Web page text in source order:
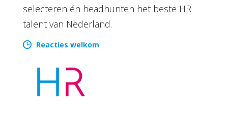
selecteren én headhunten het beste HR
talent van Nederland.
Reacties welkom